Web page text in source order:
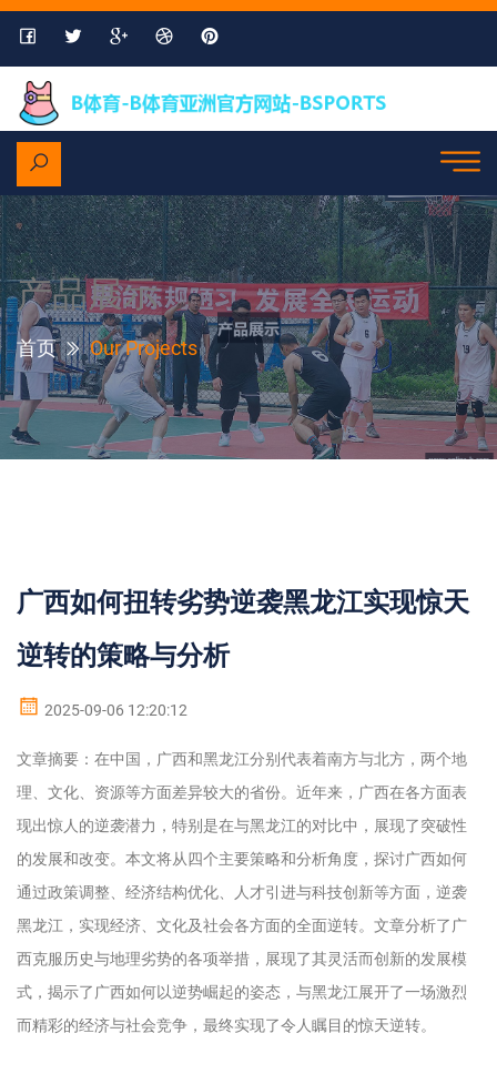
产品展示
首页 Our Projects
广西如何扭转劣势逆袭黑龙江实现惊天
逆转的策略与分析
2025-09-06 12:20:12
文章摘要：在中国，广西和黑龙江分别代表着南方与北方，两个地
理、文化、资源等方面差异较大的省份。近年来，广西在各方面表
现出惊人的逆袭潜力，特别是在与黑龙江的对比中，展现了突破性
的发展和改变。本文将从四个主要策略和分析角度，探讨广西如何
通过政策调整、经济结构优化、人才引进与科技创新等方面，逆袭
黑龙江，实现经济、文化及社会各方面的全面逆转。文章分析了广
西克服历史与地理劣势的各项举措，展现了其灵活而创新的发展模
式，揭示了广西如何以逆势崛起的姿态，与黑龙江展开了一场激烈
而精彩的经济与社会竞争，最终实现了令人瞩目的惊天逆转。